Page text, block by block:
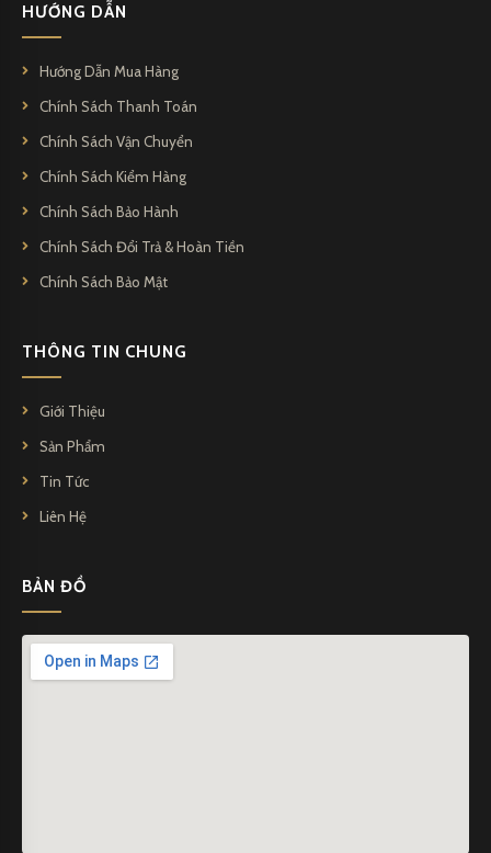
HƯỚNG DẪN
Hướng Dẫn Mua Hàng
Chính Sách Thanh Toán
Chính Sách Vận Chuyển
Chính Sách Kiểm Hàng
Chính Sách Bảo Hành
Chính Sách Đổi Trả & Hoàn Tiền
Chính Sách Bảo Mật
THÔNG TIN CHUNG
Giới Thiệu
Sản Phẩm
Tin Tức
Liên Hệ
BẢN ĐỒ